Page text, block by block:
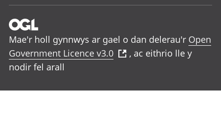
Mae'r holl gynnwys ar gael o dan delerau'r Open
Government Licence v3.0
, ac eithrio lle y
nodir fel arall